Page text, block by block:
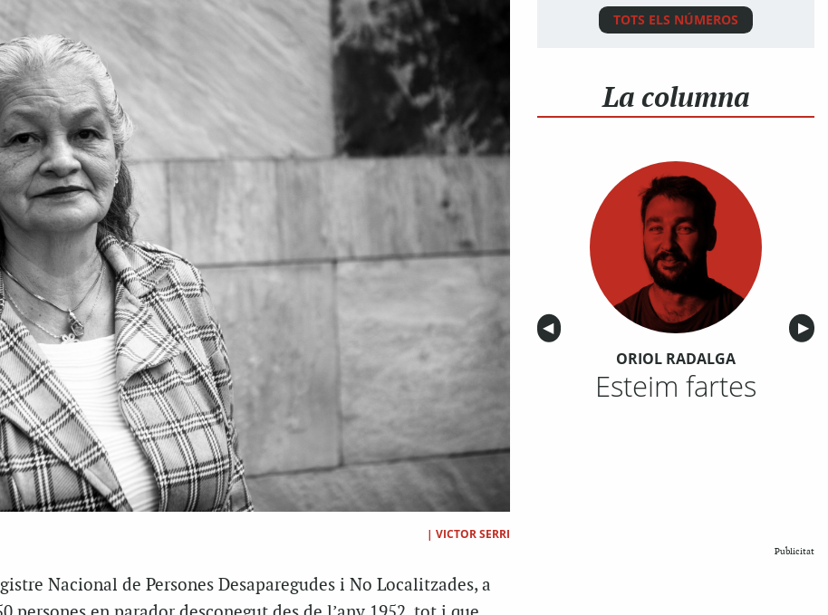
| VICTOR SERRI
Nacional de Persones Desaparegudes i No Localitzades, a
TOTS ELS NÚMEROS
La columna
Anterior
◀︎ ▶︎
ORIOL RADALGA
Esteim fartes
Publicitat